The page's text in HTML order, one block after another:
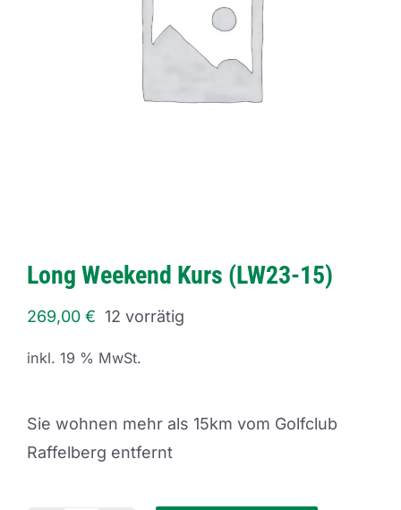
Long Weekend Kurs (LW23-15)
269,00 € 12 vorrätig
inkl. 19 % MwSt.
Sie wohnen mehr als 15km vom Golfclub
Raffelberg entfernt